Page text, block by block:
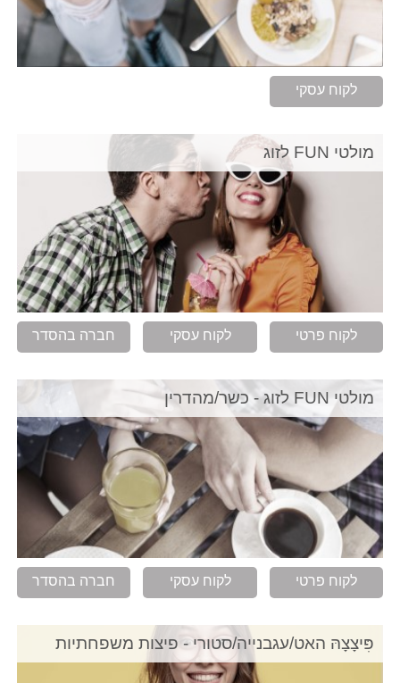
לקוח עסקי
מולטי FUN לזוג
לקוח פרטי לקוח עסקי חברה בהסדר
מולטי FUN לזוג - כשר/מהדרין
לקוח פרטי לקוח עסקי חברה בהסדר
פִּיצָצָהּ האט/עגבנייה/סטורי - פיצות משפחתיות